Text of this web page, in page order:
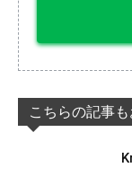
こちらの記事